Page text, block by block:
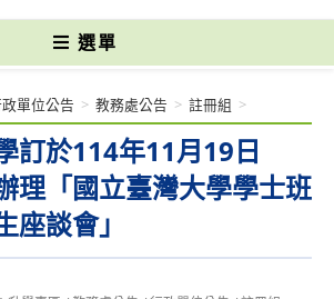
選單
訂於114年11月19日
理「國立臺灣大學學士班
座談會」
單位公告 > 教務處公告 > 註冊組 >